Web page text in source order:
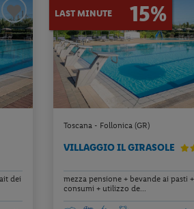
dei
LAST MINUTE 15%
Toscana - Follonica (GR)
VILLAGGIO IL GIRASOLE
mezza pensione + bevande ai pasti
consumi + utilizzo de...